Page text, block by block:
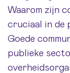
Waarom zijn
cruciaal in de
Goede
publieke